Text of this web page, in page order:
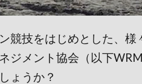
競技をはじめとした、
ジメント協会（以下
ょうか？